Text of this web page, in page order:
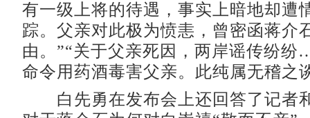
有一级上将的待遇，事实上暗地却遭
踪。父亲对此极为愤恚，曾密函蒋介
由。”“关于父亲死因，两岸谣传纷
命令用药酒毒害父亲。此纯属无稽之
白先勇在发布会上还回答了记者